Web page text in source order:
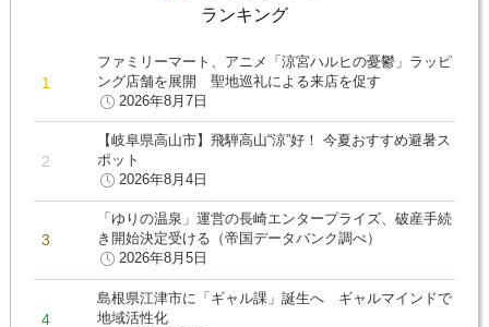
ランキング
ファミリーマート、アニメ「涼宮ハルヒの憂鬱」ラッピ
ング店舗を展開 聖地巡礼による来店を促す
2026年8月7日
【岐阜県高山市】飛騨高山“涼”好！ 今夏おすすめ避暑ス
ポット
2026年8月4日
「ゆりの温泉」運営の長崎エンタープライズ、破産手続
き開始決定受ける（帝国データバンク調べ）
2026年8月5日
島根県江津市に「ギャル課」誕生へ ギャルマインドで
地域活性化